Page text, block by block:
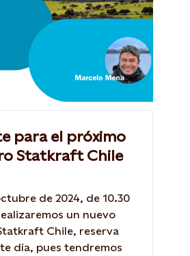
para el próximo
Statkraft Chile
de 2024, de 10.30
un nuevo
Chile, reserva
día, pues tendremos